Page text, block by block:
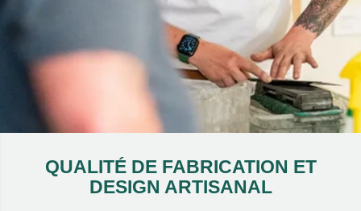
QUALITÉ DE FABRICATION ET
DESIGN ARTISANAL